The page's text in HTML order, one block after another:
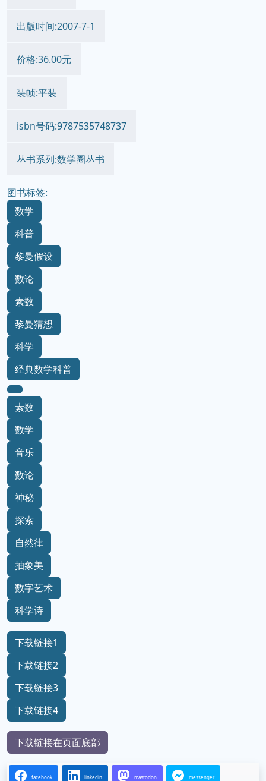
出版时间:2007-7-1
价格:36.00元
装帧:平装
isbn号码:9787535748737
丛书系列:数学圈丛书
图书标签:
数学
科普
黎曼假设
数论
素数
黎曼猜想
科学
经典数学科普
素数
数学
音乐
数论
神秘
探索
自然律
抽象美
数字艺术
科学诗
下载链接1
下载链接2
下载链接3
下载链接4
下载链接在页面底部
facebook linkedin mastodon messenger